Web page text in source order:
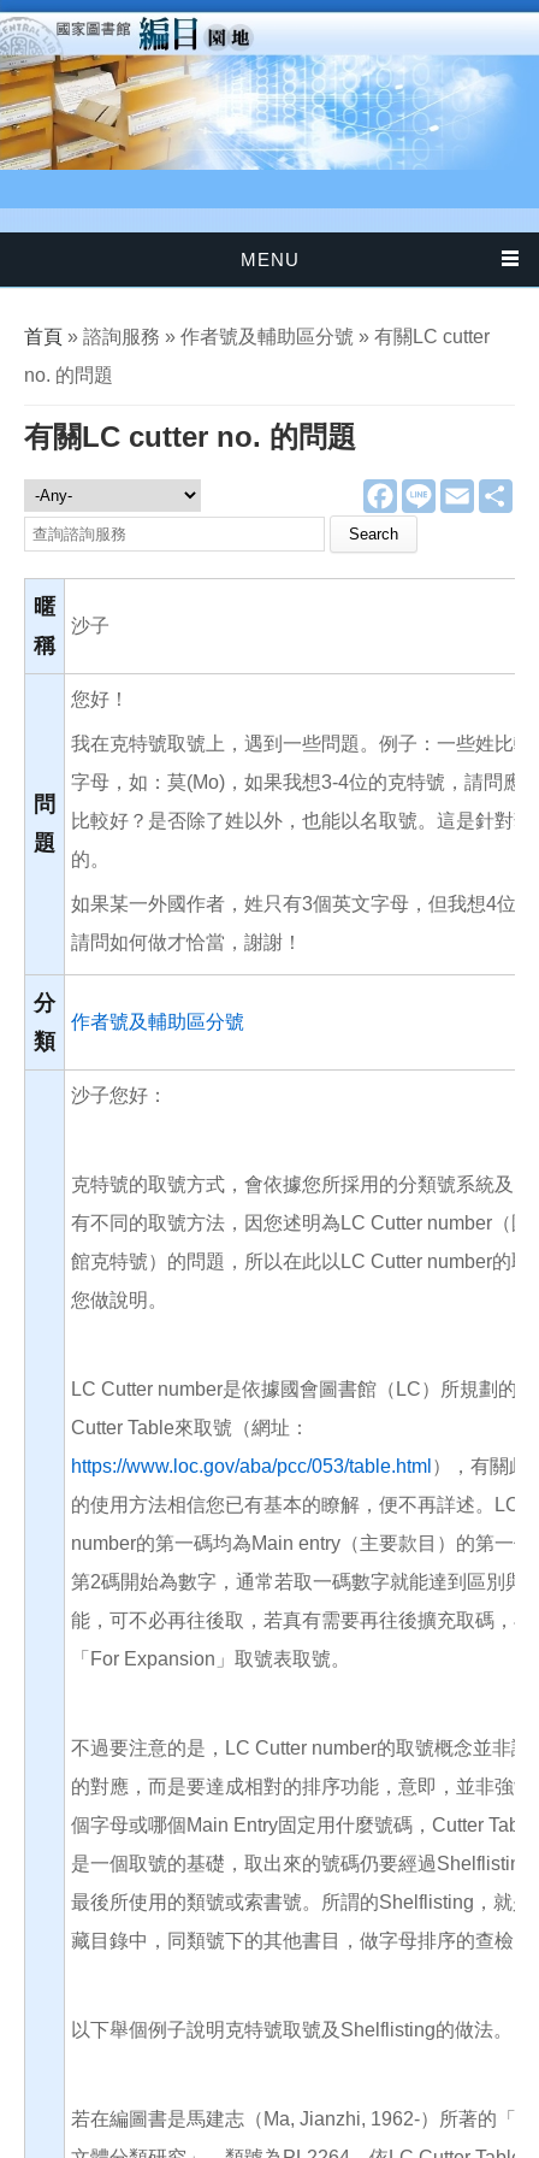
移至主內容
MENU
您在這裡
首頁 » 諮詢服務 » 作者號及輔助區分號 » 有關LC cutter
no. 的問題
有關LC cutter no. 的問題
F
a
e
o
L
E
m
諮詢服務
Search this site
暱
稱
沙子
問
題
您好！
我在克特號取號上，遇到一些問題。例子：一些姓比較
字母，如：莫(Mo)，如果我想3-4位的克特號，請問應
比較好？是否除了姓以外，也能以名取號。這是針對華
的。
如果某一外國作者，姓只有3個英文字母，但我想4位
請問如何做才恰當，謝謝！
分
類
作者號及輔助區分號
沙子您好：
克特號的取號方式，會依據您所採用的分類號系統及克
有不同的取號方法，因您述明為LC Cutter number（國
館克特號）的問題，所以在此以LC Cutter number的取
您做說明。
LC Cutter number是依據國會圖書館（LC）所規劃的
Cutter Table來取號（網址：
https://www.loc.gov/aba/pcc/053/table.html ），有關此
的使用方法相信您已有基本的瞭解，便不再詳述。LC
number的第一碼均為Main entry（主要款目）的第一個
第2碼開始為數字，通常若取一碼數字就能達到區別與
能，可不必再往後取，若真有需要再往後擴充取碼，再
「For Expansion」取號表取號。
不過要注意的是，LC Cutter number的取號概念並非講
的對應，而是要達成相對的排序功能，意即，並非強制
個字母或哪個Main Entry固定用什麼號碼，Cutter
是一個取號的基礎，取出來的號碼仍要經過Shelflisting
最後所使用的類號或索書號。所謂的Shelflisting，就是
藏目錄中，同類號下的其他書目，做字母排序的查檢。
以下舉個例子說明克特號取號及Shelflisting的做法。
若在編圖書是馬建志（Ma, Jianzhi, 1962-）所著的「